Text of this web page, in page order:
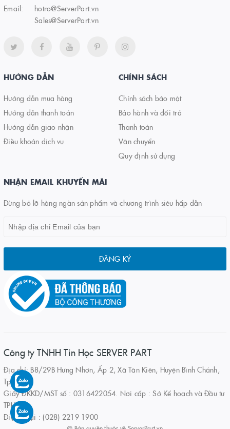
Email:
hotro@ServerPart.vn
Sales@ServerPart.vn
HƯỚNG DẪN
Hướng dẫn mua hàng
Hướng dẫn thanh toán
Hướng dẫn giao nhận
Điều khoản dịch vụ
CHÍNH SÁCH
Chính sách bảo mật
Bảo hành và đổi trả
Thanh toán
Vận chuyển
Quy định sử dụng
NHẬN EMAIL KHUYẾN MÃI
Đừng bỏ lỡ hàng ngàn sản phẩm và chương trình siêu hấp dẫn
ĐĂNG KÝ
Công ty TNHH Tin Học SERVER PART
Địa chỉ: B8/29B Hưng Nhơn, Ấp 2, Xã Tân Kiên, Huyện Bình Chánh,
Tp.HCM
Giấy ĐKKD/MST số : 0316422054. Nơi cấp : Sở Kế hoạch và Đầu tư
TPHCM
Điện thoại : (028) 2219 1900